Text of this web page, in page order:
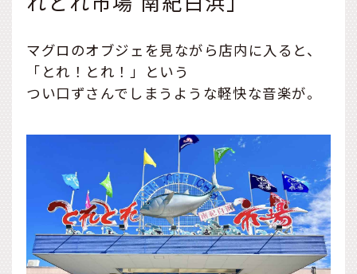
マグロのオブジェを見ながら店内に入ると、
「とれ！とれ！」という
つい口ずさんでしまうような軽快な音楽が。